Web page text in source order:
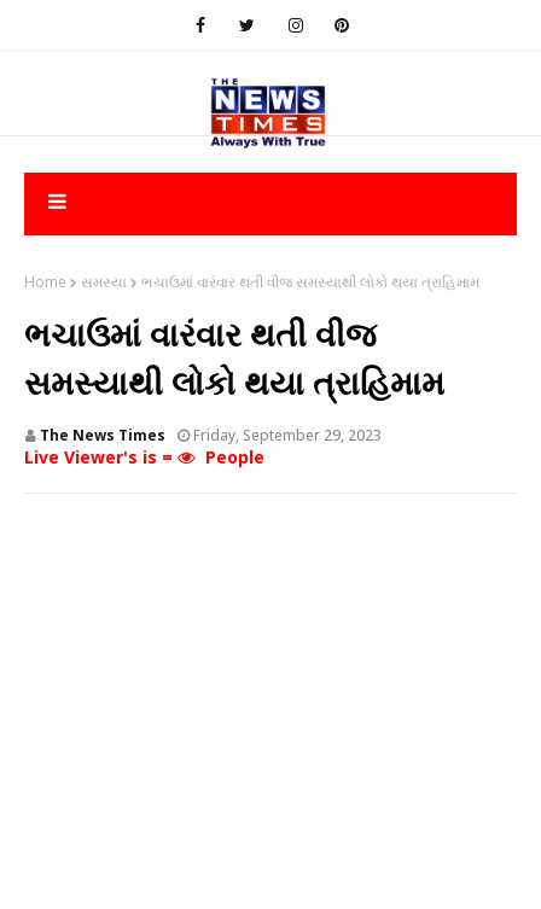
Home સમસ્યા ભચાઉમાં વારંવાર થતી વીજ સમસ્યાથી લોકો થયા ત્રાહિમામ
ભચાઉમાં વારંવાર થતી વીજ
સમસ્યાથી લોકો થયા ત્રાહિમામ
The News Times Friday, September 29, 2023
Live Viewer's is = People